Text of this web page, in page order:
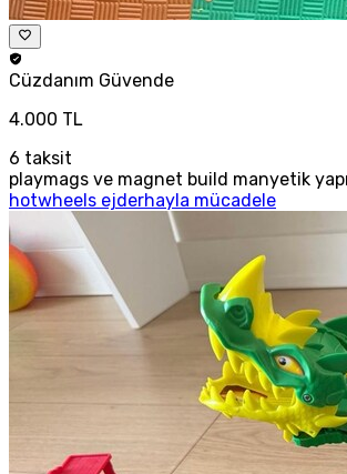
Cüzdanım Güvende
4.000 TL
6 taksit
playmags ve magnet build manyetik
hotwheels ejderhayla mücadele